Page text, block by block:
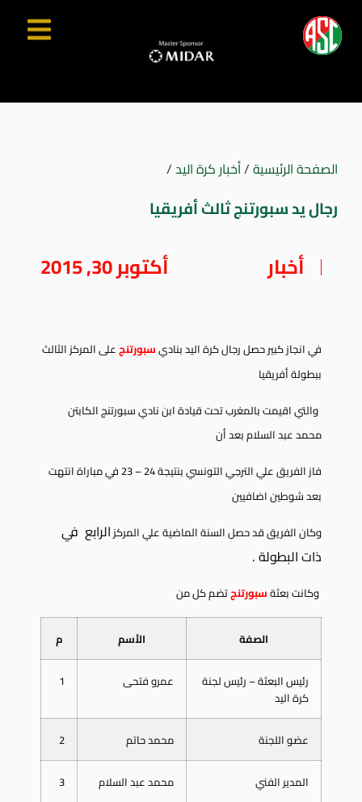
الصفحة الرئيسية/أخبار كرة اليد/
رجال يد سبورتنج ثالث أفريقيا
أخبار أكتوبر 30, 2015
في انجاز كبير حصل رجال كرة اليد بناديسبورتنجعلى المركز الثالث
ببطولة أفريقيا
والتي اقيمت بالمغرب تحت قيادة ابن نادي سبورتنج الكابتن
محمد عبد السلام بعد أن
فاز الفريق علي الترجي التونسي بنتيجة 24 – 23 في مباراة انتهت
بعد شوطين اضافيين
وكانالفريق قد حصل السنة الماضية علي المركزالرابع في
ذات البطولة .
وكانت بعثةسبورتنجتضم كل من
الصفة الأسم م
رئيس البعثة – رئيس لجنة
كرة اليد
عمرو فتحى 1
عضو اللجنة محمد حاتم 2
المدير الفني محمد عبد السلام 3